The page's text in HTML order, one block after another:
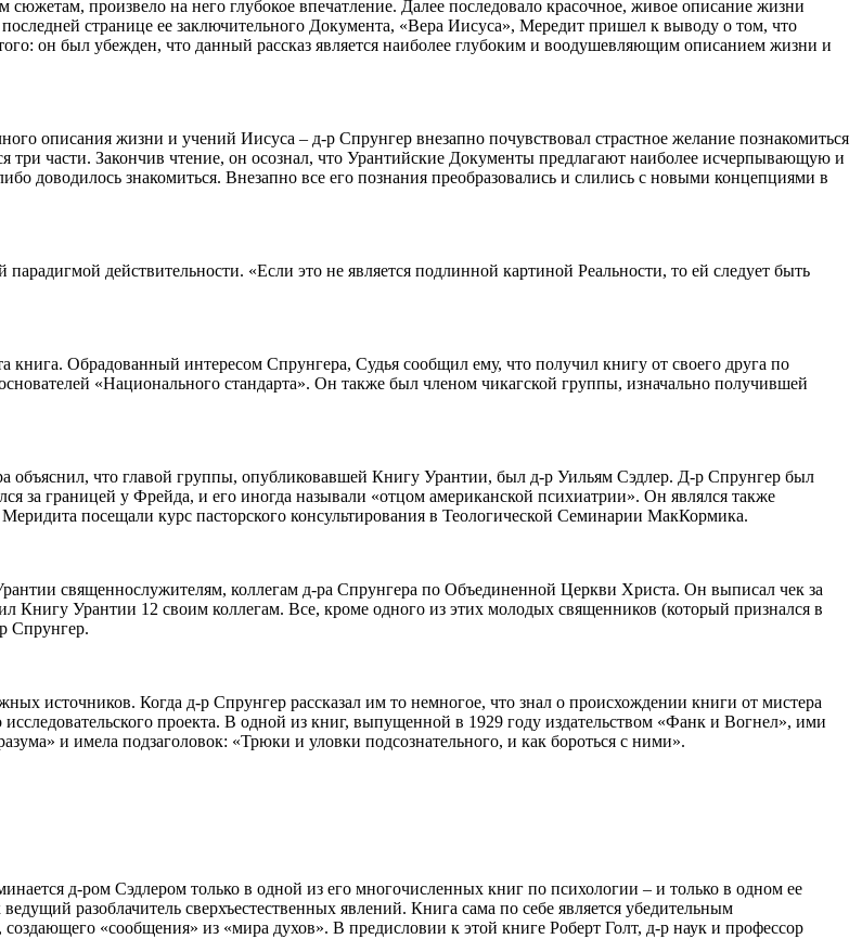
сюжетам, произвело на него глубокое впечатление. Далее последовало красочное, живое описание жизни
странице ее заключительного Документа, «Вера Иисуса», Мередит пришел к выводу о том, что
он был убежден, что данный рассказ является наиболее глубоким и воодушевляющим описанием жизни и
описания жизни и учений Иисуса – д-р Спрунгер внезапно почувствовал страстное желание познакомиться
части. Закончив чтение, он осознал, что Урантийские Документы предлагают наиболее исчерпывающую и
доводилось знакомиться. Внезапно все его познания преобразовались и слились с новыми концепциями в
действительности. «Если это не является подлинной картиной Реальности, то ей следует быть
Обрадованный интересом Спрунгера, Судья сообщил ему, что получил книгу от своего друга по
«Национального стандарта». Он также был членом чикагской группы, изначально получившей
объяснил, что главой группы, опубликовавшей Книгу Урантии, был д-р Уильям Сэдлер. Д-р Спрунгер был
за границей у Фрейда, и его иногда называли «отцом американской психиатрии». Он являлся также
посещали курс пасторского консультирования в Теологической Семинарии МакКормика.
священнослужителям, коллегам д-ра Спрунгера по Объединенной Церкви Христа. Он выписал чек за
Книгу Урантии 12 своим коллегам. Все, кроме одного из этих молодых священников (который признался в
Спрунгер.
источников. Когда д-р Спрунгер рассказал им то немногое, что знал о происхождении книги от мистера
проекта. В одной из книг, выпущенной в 1929 году издательством «Фанк и Вогнел», ими
и имела подзаголовок: «Трюки и уловки подсознательного, и как бороться с ними».
д-ром Сэдлером только в одной из его многочисленных книг по психологии – и только в одном ее
разоблачитель сверхъестественных явлений. Книга сама по себе является убедительным
«сообщения» из «мира духов». В предисловии к этой книге Роберт Голт, д-р наук и профессор